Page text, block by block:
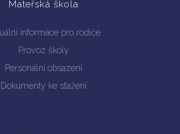
Mateřská škola
informace pro rodiče
Provoz školy
Personální obsazení
Dokumenty ke stažení